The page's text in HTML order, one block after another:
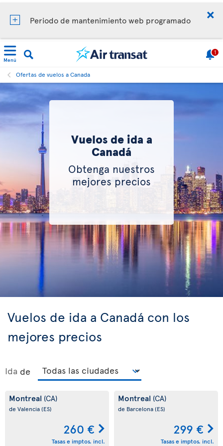
Periodo de mantenimiento web programado
Menú
1
Ofertas de vuelos a Canada
Vuelos de ida a
Canadá
Obtenga nuestros
mejores precios
Vuelos de ida a Canadá con los
mejores precios
Ida de
Montreal (CA)
de Valencia(ES)
260 €
Tasas e imptos. incl.
Montreal (CA)
de Barcelona(ES)
299 €
Tasas e imptos. incl.